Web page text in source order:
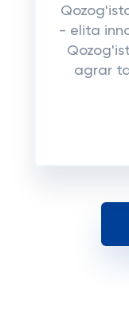
- elita
agrar